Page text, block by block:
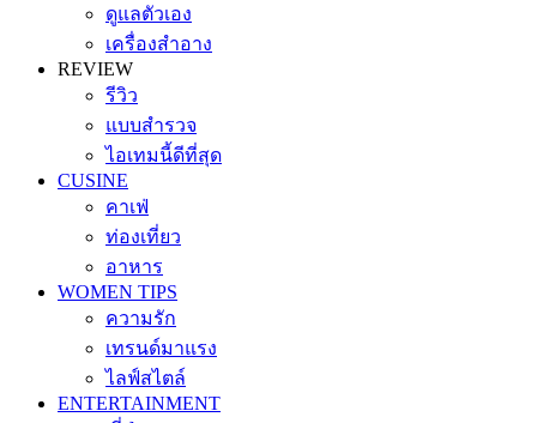
ดูแลตัวเอง
เครื่องสำอาง
REVIEW
รีวิว
แบบสำรวจ
ไอเทมนี้ดีที่สุด
CUSINE
คาเฟ่
ท่องเที่ยว
อาหาร
WOMEN TIPS
ความรัก
เทรนด์มาแรง
ไลฟ์สไตล์
ENTERTAINMENT